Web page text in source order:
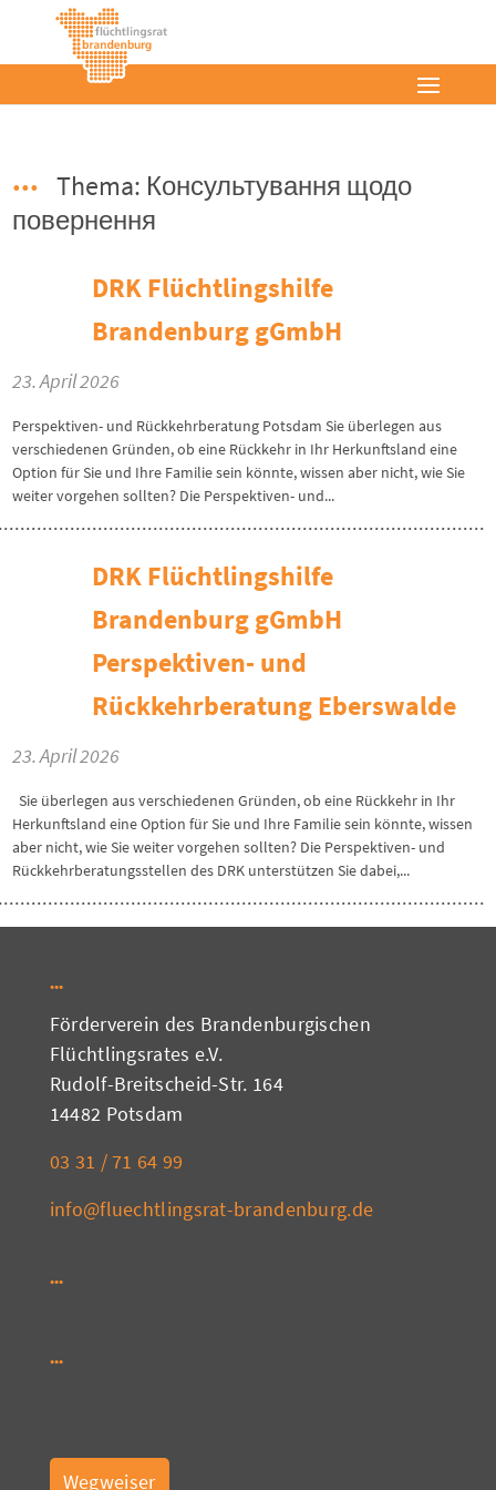
Thema: Консультування щодо
повернення
DRK Flüchtlingshilfe
Brandenburg gGmbH
23. April 2026
Perspektiven- und Rückkehrberatung Potsdam Sie überlegen aus
verschiedenen Gründen, ob eine Rückkehr in Ihr Herkunftsland eine
Option für Sie und Ihre Familie sein könnte, wissen aber nicht, wie Sie
weiter vorgehen sollten? Die Perspektiven- und...
DRK Flüchtlingshilfe
Brandenburg gGmbH
Perspektiven- und
Rückkehrberatung Eberswalde
23. April 2026
Sie überlegen aus verschiedenen Gründen, ob eine Rückkehr in Ihr
Herkunftsland eine Option für Sie und Ihre Familie sein könnte, wissen
aber nicht, wie Sie weiter vorgehen sollten? Die Perspektiven- und
Rückkehrberatungsstellen des DRK unterstützen Sie dabei,...
Förderverein des Brandenburgischen
Flüchtlingsrates e.V.
Rudolf-Breitscheid-Str. 164
14482 Potsdam
03 31 / 71 64 99
info@fluechtlingsrat-brandenburg.de
Wegweiser